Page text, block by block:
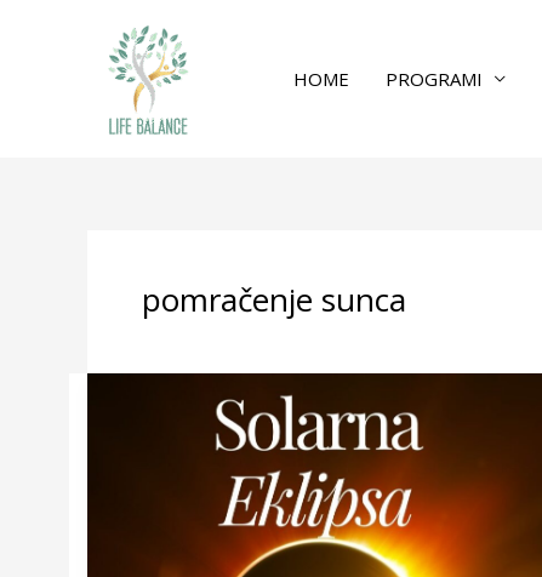
HOME PROGRAMI
pomračenje sunca